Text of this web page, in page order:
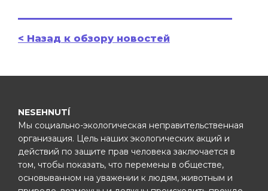
< Назад к обзору новостей
NESEHNUTÍ
Мы социально-экологическая неправительственная
организация. Цель наших экологических акций и
действий по защите прав человека заключается в
том, чтобы показать, что перемены в обществе,
основыванном на уважении к людям, животным и